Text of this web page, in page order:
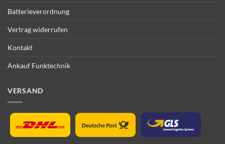
Batterieverordnung
Vertrag widerrufen
Kontakt
Ankauf Funktechnik
VERSAND